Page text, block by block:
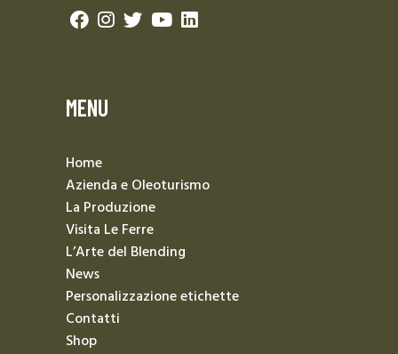
MENU
Home
Azienda e Oleoturismo
La Produzione
Visita Le Ferre
L’Arte del Blending
News
Personalizzazione etichette
Contatti
Shop